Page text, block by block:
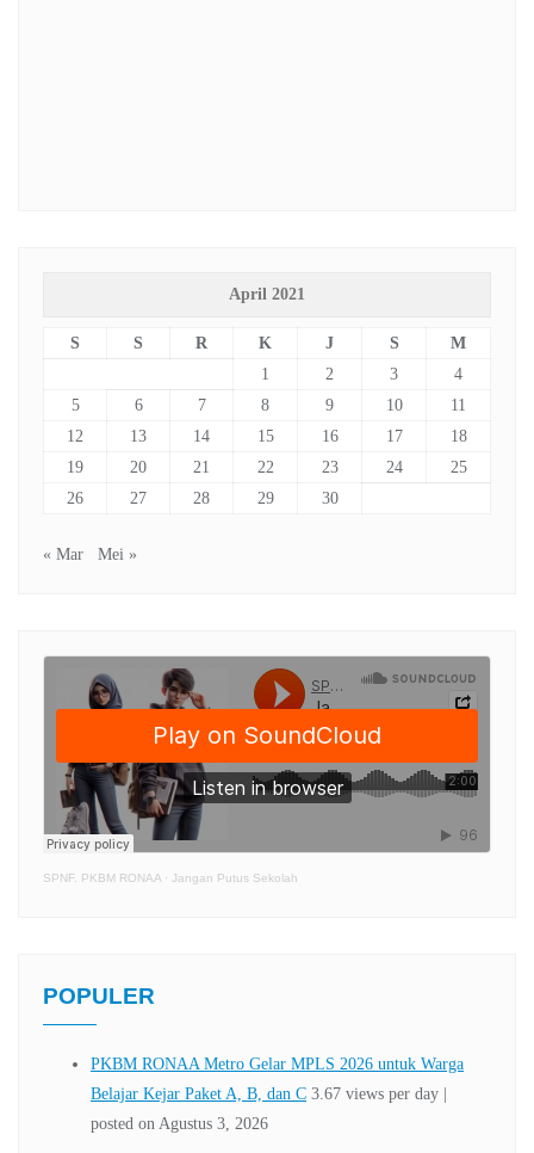
April 2021
S S R K J S
M
1
2 3
4
5
6 7 8 9 10
11
12
13 14 15 16 17
18
19
20 21 22 23 24
25
26
27 28 29 30
« Mar Mei »
SPNF. PKBM RONAA · Jangan Putus Sekolah
POPULER